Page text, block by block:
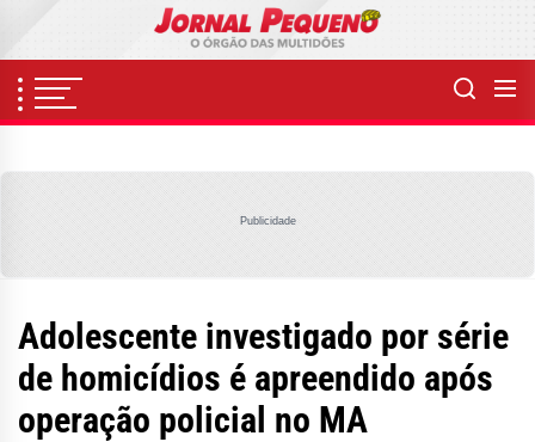
content
Publicidade
Adolescente investigado por série
de homicídios é apreendido após
operação policial no MA